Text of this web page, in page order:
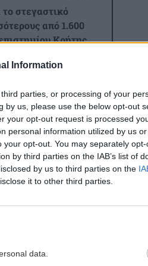
Information
parties, or processing of your
by us, please use the below opt-out
your opt-out request is processed
personal information utilized by us
opt-out. You may separately
by third parties on the IAB’s list of
by us to third parties on the
it to other third parties.
data.
στεγαστικό
από 1.600
Κρήτης
από πινακίδες
αυτοκίνητα
20:39
της
Σητεία –
εγκαταστάσεις